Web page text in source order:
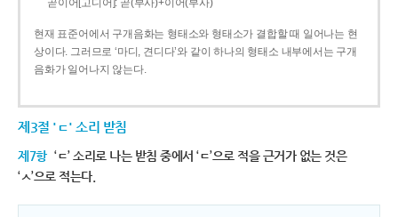
곧이어[고디어]: 곧(부사)+이어(부사)
현재 표준어에서 구개음화는 형태소와 형태소가 결합할 때 일어나는 현
상이다. 그러므로 ‘마디, 견디다’와 같이 하나의 형태소 내부에서는 구개
음화가 일어나지 않는다.
제3절 'ㄷ' 소리 받침
제7항 ‘ㄷ’ 소리로 나는 받침 중에서 ‘ㄷ’으로 적을 근거가 없는 것은
‘ㅅ’으로 적는다.